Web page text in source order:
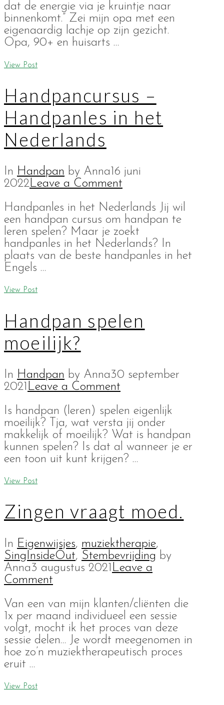
dat de energie via je kruintje naar
binnenkomt.” Zei mijn opa met een
eigenaardig lachje op zijn gezicht.
Opa, 90+ en huisarts …
View Post
Handpancursus –
Handpanles in het
Nederlands
In Handpan by Anna 16 juni
2022Leave a Comment
Handpanles in het Nederlands Jij wil
een handpan cursus om handpan te
leren spelen? Maar je zoekt
handpanles in het Nederlands? In
plaats van de beste handpanles in het
Engels …
View Post
Handpan spelen
moeilijk?
In Handpan by Anna30 september
2021 Leave a Comment
Is handpan (leren) spelen eigenlijk
moeilijk? Tja, wat versta jij onder
makkelijk of moeilijk? Wat is handpan
kunnen spelen? Is dat al wanneer je er
een toon uit kunt krijgen? …
View Post
Zingen vraagt moed.
In Eigenwijsjes, muziektherapie,
SingInsideOut, Stembevrijding by
Anna3 augustus 2021 Leave a
Comment
Van een van mijn klanten/cliënten die
1x per maand individueel een sessie
volgt, mocht ik het proces van deze
sessie delen… Je wordt meegenomen in
hoe zo’n muziektherapeutisch proces
eruit …
View Post